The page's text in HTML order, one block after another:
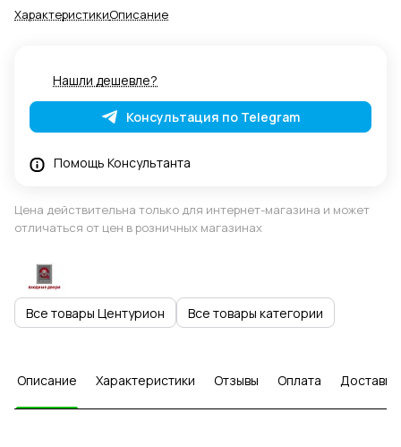
ХарактеристикиОписание
Нашли дешевле?
Консультация по Telegram
Помощь Консультанта
Цена действительна только для интернет-магазина и может
отличаться от цен в розничных магазинах
Все товары Центурион Все товары категории
Описание Характеристики Отзывы Оплата Доставка